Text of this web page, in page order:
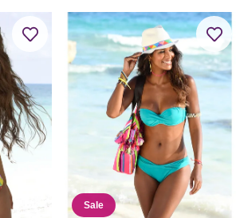
Sale